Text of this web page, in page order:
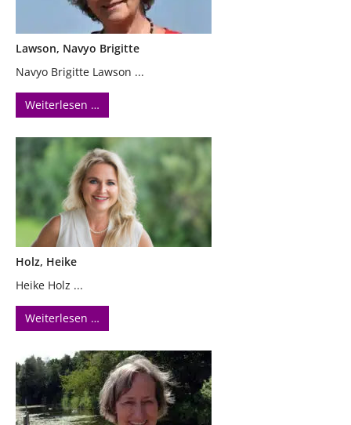
Lawson, Navyo Brigitte
Navyo Brigitte Lawson ...
Weiterlesen …
Holz, Heike
Heike Holz ...
Weiterlesen …